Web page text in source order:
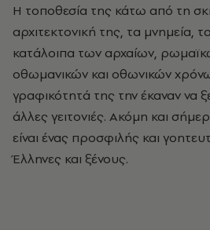
Η τοποθεσία της κάτω από τη
αρχιτεκτονική της, τα μνημεία,
κατάλοιπα των αρχαίων,
οθωμανικών και οθωνικών
γραφικότητά της την έκαναν να
άλλες γειτονιές. Ακόμη και
είναι ένας προσφιλής και
Έλληνες και ξένους.